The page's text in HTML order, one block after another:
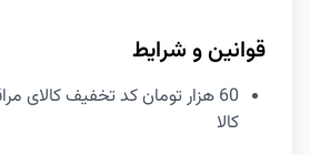
قوانین و شرایط
60 هزار تومان کد تخفیف کالای
کالا